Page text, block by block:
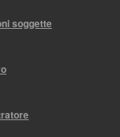
soggette